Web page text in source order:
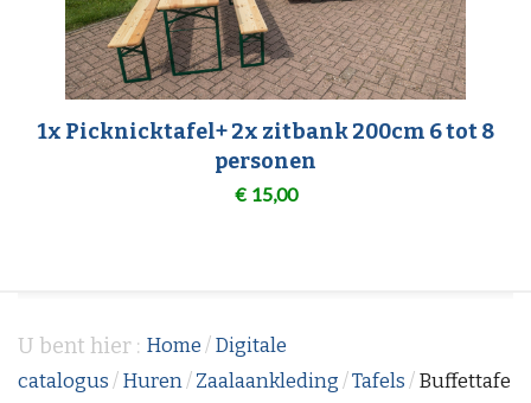
1x Picknicktafel+ 2x zitbank 200cm 6 tot 8
personen
€ 15,00
U bent hier : Home / Digitale
catalogus / Huren/ Zaalaankleding /Tafels / Buffettafe